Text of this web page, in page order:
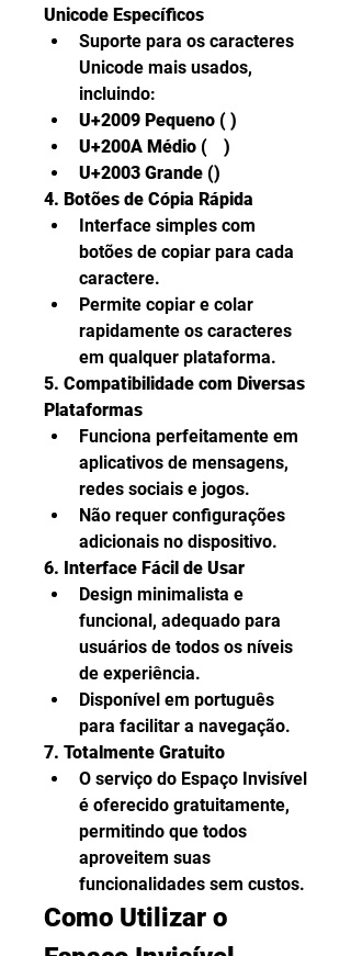
Unicode Específicos
Suporte para os caracteres
Unicode mais usados,
incluindo:
U+2009 Pequeno ( )
U+200A Médio (ﾠ)
U+2003 Grande (ㅤ)
4. Botões de Cópia Rápida
Interface simples com
botões de copiar para cada
caractere.
Permite copiar e colar
rapidamente os caracteres
em qualquer plataforma.
5. Compatibilidade com Diversas
Plataformas
Funciona perfeitamente em
aplicativos de mensagens,
redes sociais e jogos.
Não requer configurações
adicionais no dispositivo.
6. Interface Fácil de Usar
Design minimalista e
funcional, adequado para
usuários de todos os níveis
de experiência.
Disponível em português
para facilitar a navegação.
7. Totalmente Gratuito
O serviço do Espaço Invisível
é oferecido gratuitamente,
permitindo que todos
aproveitem suas
funcionalidades sem custos.
Como Utilizar o